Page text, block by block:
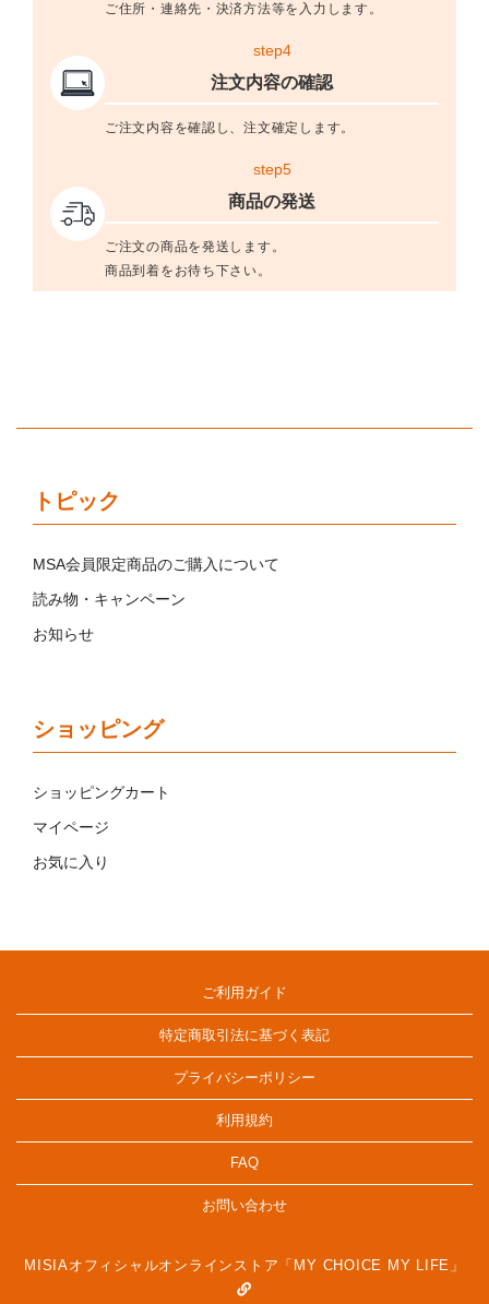
ご住所・連絡先・決済方法等を入力します。
step4
注文内容の確認
ご注文内容を確認し、注文確定します。
step5
商品の発送
ご注文の商品を発送します。
商品到着をお待ち下さい。
トピック
MSA会員限定商品のご購入について
読み物・キャンペーン
お知らせ
ショッピング
ショッピングカート
マイページ
お気に入り
ご利用ガイド
特定商取引法に基づく表記
プライバシーポリシー
利用規約
FAQ
お問い合わせ
MISIAオフィシャルオンラインストア「MY CHOICE MY LIFE」